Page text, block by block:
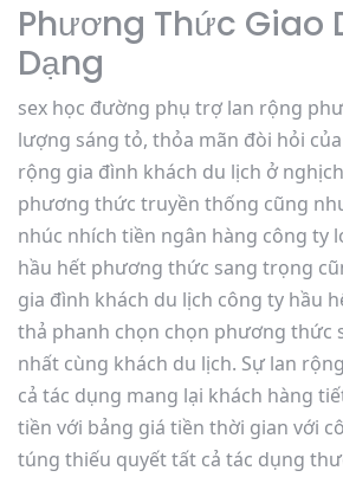
Phương Thức Giao
Dạng
sex học đường phụ trợ lan rộng
lượng sáng tỏ, thỏa mãn đòi hỏi
rộng gia đình khách du lịch ở
phương thức truyền thống cũng
nhúc nhích tiền ngân hàng công ty
hầu hết phương thức sang trọng
gia đình khách du lịch công ty hầu
thả phanh chọn chọn phương thức
nhất cùng khách du lịch. Sự lan
cả tác dụng mang lại khách hàng
tiền với bảng giá tiền thời gian với
túng thiếu quyết tất cả tác dụng